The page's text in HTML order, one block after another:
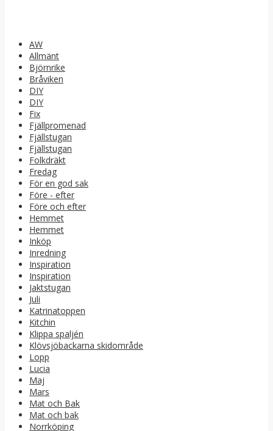
AW
Allmänt
Björnrike
Bråviken
DIY
DIY
Fix
Fjällpromenad
Fjällstugan
Fjällstugan
Folkdräkt
Fredag
För en god sak
Före - efter
Före och efter
Hemmet
Hemmet
Inköp
Inredning
Inspiration
Inspiration
Jaktstugan
Juli
Katrinatoppen
Kitchin
Klippa spaljén
Klövsjöbackarna skidområde
Lopp
Lucia
Maj
Mars
Mat och Bak
Mat och bak
Norrköping